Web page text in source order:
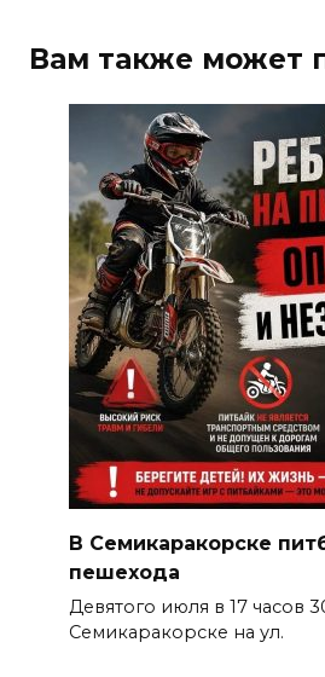
Вам также может
В Семикаракорске
пешехода
Девятого июля в 17 часов
Семикаракорске на ул.